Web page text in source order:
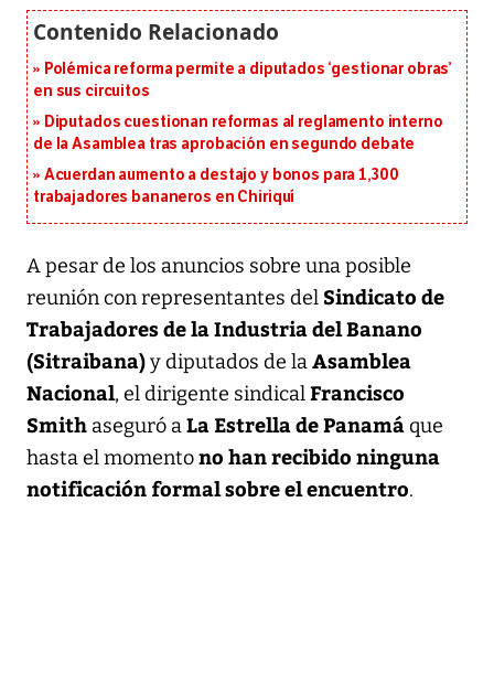
Polémica reforma permite a diputados ‘gestionar obras’
en sus circuitos
Diputados cuestionan reformas al reglamento interno
de la Asamblea tras aprobación en segundo debate
Acuerdan aumento a destajo y bonos para 1,300
trabajadores bananeros en Chiriquí
A pesar de los anuncios sobre una posible
reunión con representantes del Sindicato de
Trabajadores de la Industria del Banano
(Sitraibana)y diputados de laAsamblea
Nacional, el dirigente sindicalFrancisco
Smith aseguró aLa Estrella de Panamáque
hasta el momentono han recibido ninguna
notificación formal sobre el encuentro.